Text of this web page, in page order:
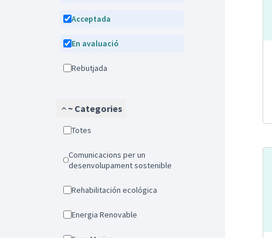
Acceptada
En avaluació
Rebutjada
~ Categories
Totes
Comunicacions per un
desenvolupament sostenible
Rehabilitación ecológica
Energia Renovable